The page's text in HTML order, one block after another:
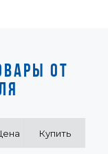
ОТ
Купить